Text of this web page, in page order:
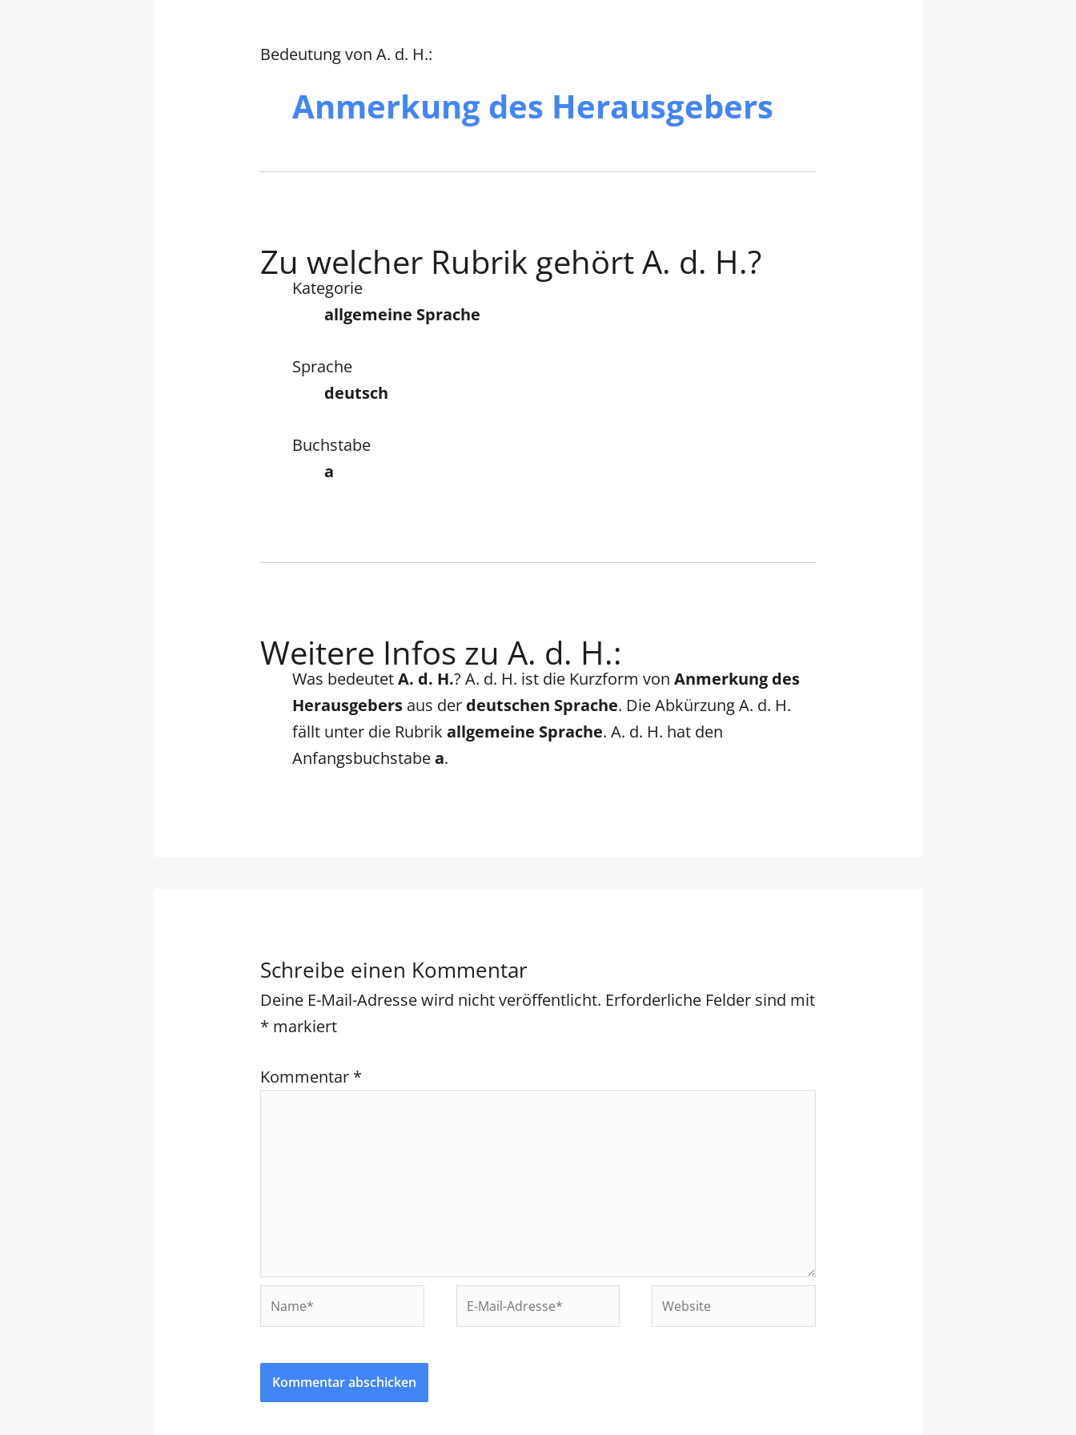
Bedeutung von A. d. H.:
Anmerkung des Herausgebers
Zu welcher Rubrik gehört A. d. H.?
Kategorie
allgemeine Sprache
Sprache
deutsch
Buchstabe
a
Weitere Infos zu A. d. H.:
Was bedeutetA. d. H.? A. d. H. ist die Kurzform vonAnmerkung des
Herausgebers aus der deutschen Sprache. Die Abkürzung A. d. H.
fällt unter die Rubrikallgemeine Sprache. A. d. H. hat den
Anfangsbuchstabea.
Schreibe einen Kommentar
Deine E-Mail-Adresse wird nicht veröffentlicht. Erforderliche Felder sind mit
* markiert
Kommentar *
Name*
E-
Mail-
Website